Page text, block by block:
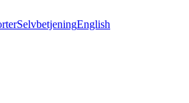
SelvbetjeningEnglish